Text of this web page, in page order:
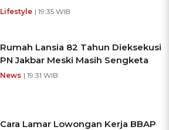
Lifestyle | 19:35 WIB
Rumah Lansia 82 Tahun Dieksekusi
PN Jakbar Meski Masih Sengketa
News | 19:31 WIB
Cara Lamar Lowongan Kerja BBAP